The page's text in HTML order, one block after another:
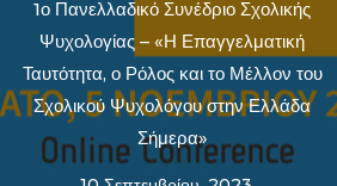
1ο Πανελλαδικό Συνέδριο Σχολικής
Ψυχολογίας – «Η Επαγγελματική
Ταυτότητα, ο Ρόλος και το Μέλλον του
Σχολικού Ψυχολόγου στην Ελλάδα
Σήμερα»